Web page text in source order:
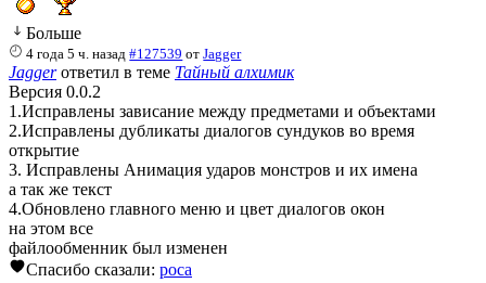
Больше
4 года 5 ч. назад #127539 отJagger
Jaggerответил в теме Тайный алхимик
Версия 0.0.2
1.Исправлены зависание между предметами и объектами
2.Исправлены дубликаты диалогов сундуков во время
открытие
3. Исправлены Анимация ударов монстров и их имена
а так же текст
4.Обновлено главного меню и цвет диалогов окон
на этом все
файлообменник был изменен
Спасибо сказали: poca